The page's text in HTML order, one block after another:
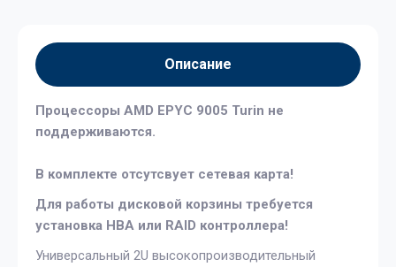
Описание
Процессоры AMD EPYC 9005 Turin не
поддерживаются.​
В комплекте отсутсвует сетевая карта!
Для работы дисковой корзины требуется
установка HBA или RAID контроллера!
Универсальный 2U высокопроизводительный